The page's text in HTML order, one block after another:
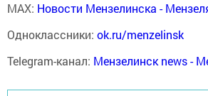
MAX: Новости Мензелинска -
Одноклассники: ok.ru/menzelinsk
Telegram-канал: Мензелинск news -